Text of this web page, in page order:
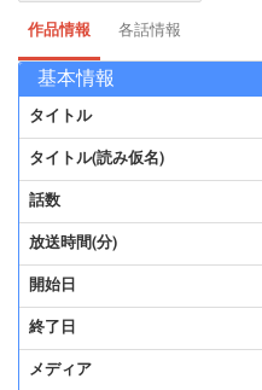
作品情報 各話情報
基本情報
タイトル
タイトル(読み仮名)
話数
放送時間(分)
開始日
終了日
メディア